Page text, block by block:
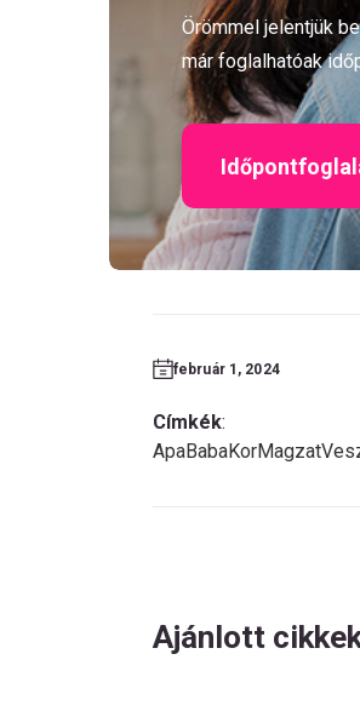
Örömmel jelentjük
már foglalhatóak
február 1, 2024
Címkék:
ApaBabaKorMagzat
Ajánlott